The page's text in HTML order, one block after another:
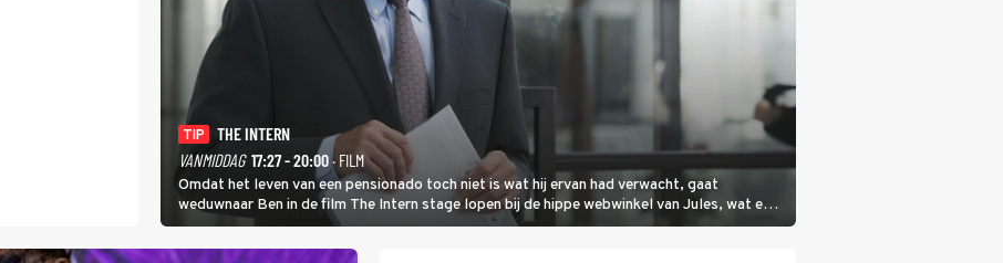
TIP
THE INTERN
VANMIDDAG 17:27 - 20:00· FILM
Omdat het leven van een pensionado toch niet is wat hij ervan had verwacht, gaat
weduwnaar Ben in de film The Intern stage lopen bij de hippe webwinkel van Jules, wat een
gouden zet blijkt te zijn.